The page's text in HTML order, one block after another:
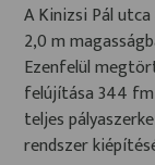
A Kinizsi Pál
2,0 m
Ezenfelül
felújítása 344 fm
teljes
rendszer